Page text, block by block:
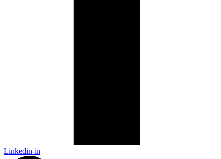
Linkedin-in